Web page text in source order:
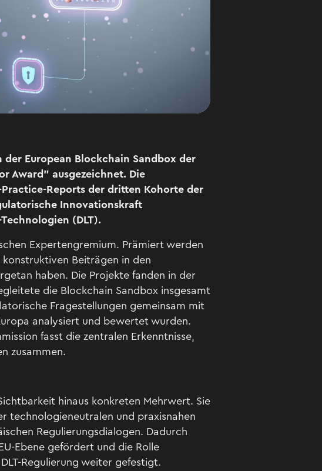
European Blockchain Sandbox der
Award" ausgezeichnet. Die
Reports der dritten Kohorte der
Innovationskraft
(DLT).
Expertengremium. Prämiert werden
Beiträgen in den
haben. Die Projekte fanden in der
die Blockchain Sandbox insgesamt
Fragestellungen gemeinsam mit
analysiert und bewertet wurden.
fasst die zentralen Erkenntnisse,
zusammen.
hinaus konkreten Mehrwert. Sie
technologieneutralen und praxisnahen
Regulierungsdialogen. Dadurch
Ebene gefördert und die Rolle
Regulierung weiter gefestigt.